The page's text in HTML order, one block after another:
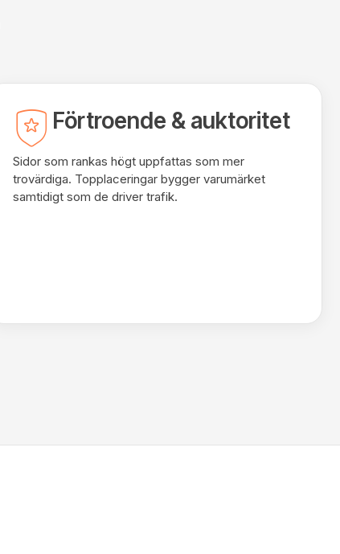
Förtroende & auktoritet
Sidor som rankas högt uppfattas som mer
trovärdiga. Topplaceringar bygger varumärket
samtidigt som de driver trafik.